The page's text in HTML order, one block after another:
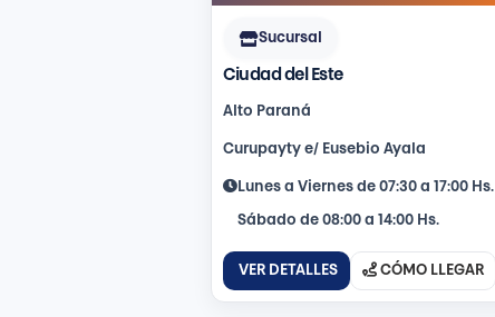
Sucursal
Ciudad del Este
Alto Paraná
Curupayty e/ Eusebio Ayala
Lunes a Viernes de 07:30 a 17:00 Hs.
Sábado de 08:00 a 14:00 Hs.
VER DETALLES CÓMO LLEGAR